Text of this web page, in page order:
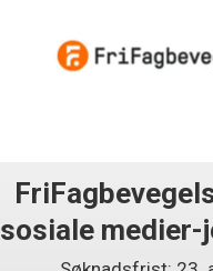
sosiale